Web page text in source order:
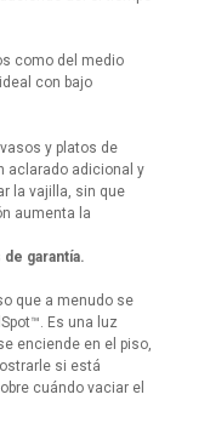
como del medio
con bajo
y platos de
aclarado adicional y
la vajilla, sin que
aumenta la
garantía.
que a menudo se
Es una luz
enciende en el piso,
si está
cuándo vaciar el